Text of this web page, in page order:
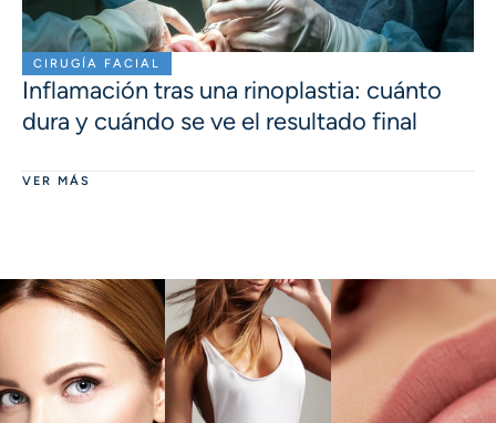
CIRUGÍA FACIAL
Inflamación tras una rinoplastia: cuánto
dura y cuándo se ve el resultado final
VER MÁS